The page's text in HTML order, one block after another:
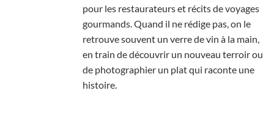
pour les restaurateurs et récits de voyages
gourmands. Quand il ne rédige pas, on le
retrouve souvent un verre de vin à la main,
en train de découvrir un nouveau terroir ou
de photographier un plat qui raconte une
histoire.